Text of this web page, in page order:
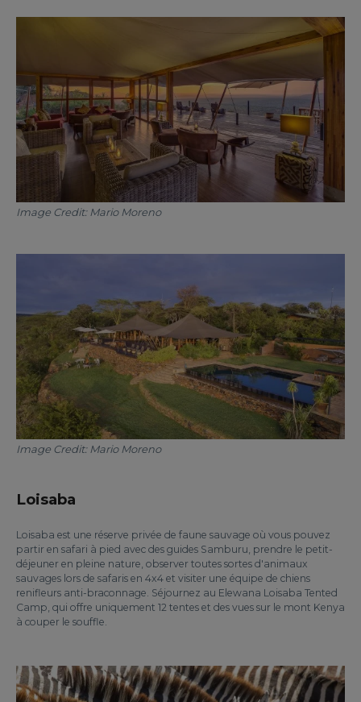
Image Credit: Mario Moreno
Image Credit: Mario Moreno
Loisaba
Loisaba est une réserve privée de faune sauvage où vous pouvez
partir en safari à pied avec des guides Samburu, prendre le petit-
déjeuner en pleine nature, observer toutes sortes d'animaux
sauvages lors de safaris en 4x4 et visiter une équipe de chiens
renifleurs anti-braconnage. Séjournez au Elewana Loisaba Tented
Camp, qui offre uniquement 12 tentes et des vues sur le mont Kenya
à couper le souffle.